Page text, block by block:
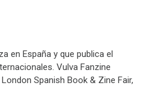
en España y que publica el
Vulva Fanzine
Spanish Book & Zine Fair,